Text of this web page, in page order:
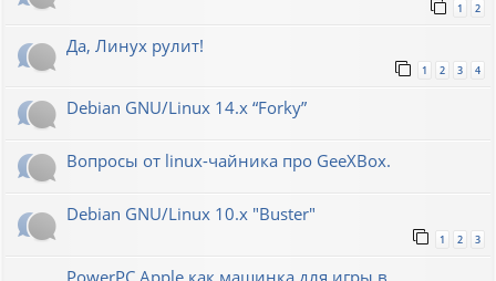
1 2
Да, Линух рулит!
1 2 3 4
Debian GNU/Linux 14.x “Forky”
Вопросы от linux-чайника про GeeXBox.
Debian GNU/Linux 10.x "Buster"
1 2 3
PowerPC Apple как машинка для игры в